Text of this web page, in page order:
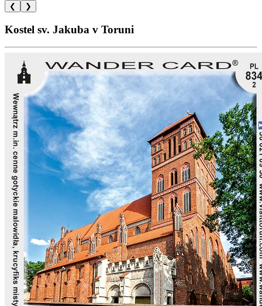
❮ ❯
Kostel sv. Jakuba v Toruni